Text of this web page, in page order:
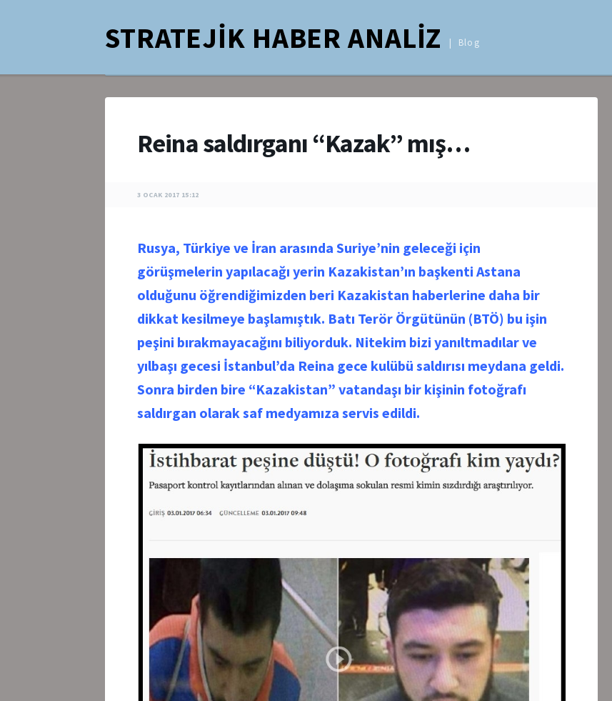
STRATEJİK HABER ANALİZ Blog
Reina saldırganı “Kazak” mış…
3 OCAK 2017 15:12
Rusya, Türkiye ve İran arasında Suriye’nin geleceği için
görüşmelerin yapılacağı yerin Kazakistan’ın başkenti Astana
olduğunu öğrendiğimizden beri Kazakistan haberlerine daha bir
dikkat kesilmeye başlamıştık. Batı Terör Örgütünün (BTÖ) bu işin
peşini bırakmayacağını biliyorduk. Nitekim bizi yanıltmadılar ve
yılbaşı gecesi İstanbul’da Reina gece kulübü saldırısı meydana geldi.
Sonra birden bire “Kazakistan” vatandaşı bir kişinin fotoğrafı
saldırgan olarak saf medyamıza servis edildi.